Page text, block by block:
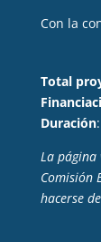
Con la
Total
Duración
La
Comisión
hacerse